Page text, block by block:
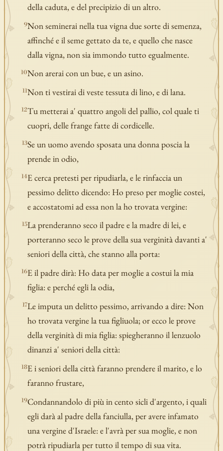
della caduta, e del precipizio di un altro.
9Non seminerai nella tua vigna due sorte di semenza,
affinché e il seme gettato da te, e quello che nasce
dalla vigna, non sia immondo tutto egualmente.
10Non arerai con un bue, e un asino.
11Non ti vestirai di veste tessuta di lino, e di lana.
12Tu metterai a' quattro angoli del pallio, col quale ti
cuopri, delle frange fatte di cordicelle.
13Se un uomo avendo sposata una donna poscia la
prende in odio,
14E cerca pretesti per ripudiarla, e le rinfaccia un
pessimo delitto dicendo: Ho preso per moglie costei,
e accostatomi ad essa non la ho trovata vergine:
15La prenderanno seco il padre e la madre di lei, e
porteranno seco le prove della sua verginità davanti a'
seniori della città, che stanno alla porta:
16E il padre dirà: Ho data per moglie a costui la mia
figlia: e perché egli la odia,
17Le imputa un delitto pessimo, arrivando a dire: Non
ho trovata vergine la tua figliuola; or ecco le prove
della verginità di mia figlia: spiegheranno il lenzuolo
dinanzi a' seniori della città:
18E i seniori della città faranno prendere il marito, e lo
faranno frustare,
19Condannandolo di più in cento sicli d'argento, i quali
egli darà al padre della fanciulla, per avere infamato
una vergine d'Israele: e l'avrà per sua moglie, e non
potrà ripudiarla per tutto il tempo di sua vita.